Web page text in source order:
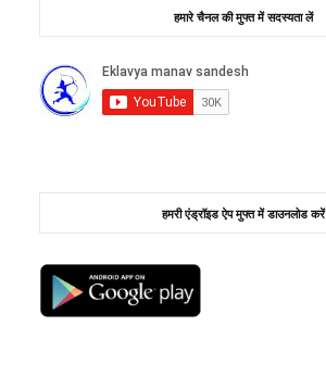
हमारे चैनल की मुफ्त में सदस्यता लें
हमरी एंड्रॉइड ऐप मुफ्त में डाउनलोड करें